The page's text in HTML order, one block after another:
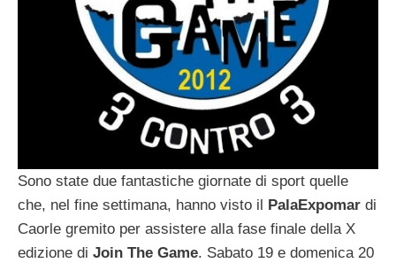
Sono state due fantastiche giornate di sport quelle
che, nel fine settimana, hanno visto il
PalaExpomar di
Caorle gremito per assistere alla fase finale della X
edizione di Join The Game. Sabato 19 e domenica 20